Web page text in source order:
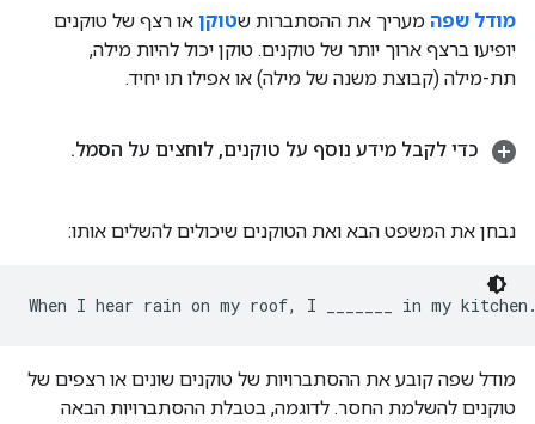
מודל שפה מעריך את ההסתברות שטוקן או רצף של טוקנים
יופיעו ברצף ארוך יותר של טוקנים. טוקן יכול להיות מילה,
תת-מילה (קבוצת משנה של מילה) או אפילו תו יחיד.
כדי לקבל מידע נוסף על טוקנים, לוחצים על הסמל.
נבחן את המשפט הבא ואת הטוקנים שיכולים להשלים אותו:
מודל שפה קובע את ההסתברויות של טוקנים שונים או רצפים של
טוקנים להשלמת החסר. לדוגמה, בטבלת ההסתברויות הבאה